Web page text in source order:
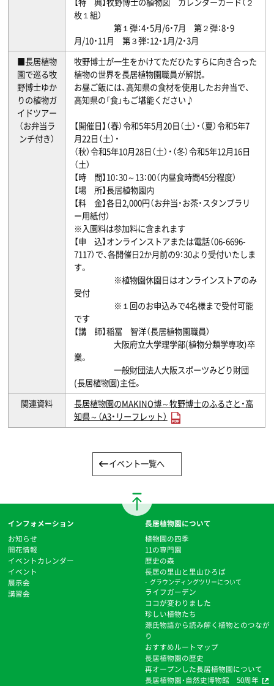
枚１組）
第１弾：4・5月/6・7月 第２弾：8・9
月/10・11月 第３弾：12・1月/2・3月
■長居植物
園で巡る牧
野博士ゆか
りの植物ガ
イドツアー
（お弁当ラ
ンチ付き）
牧野博士が一生をかけてただひたすらに向き合った
植物の世界を長居植物園職員が解説。
お昼ご飯には、高知県の食材を使用したお弁当で、
高知県の「食」もご堪能ください♪
【開催日】（春）令和5年5月20日（土）・（夏）令和5年7
月22日（土）・
（秋）令和5年10月28日（土）・（冬）令和5年12月16日
（土）
【時 間】10：30～13：00（内昼食時間45分程度）
【場 所】長居植物園内
【料 金】各日2,000円（お弁当・お茶・スタンプラリ
ー用紙付）
※入園料は参加料に含まれます
【申 込】オンラインストアまたは電話（06-6696-
7117）で、各開催日2か月前の9：30より受付いたしま
す。
※植物園休園日はオンラインストアのみ
受付
※１回のお申込みで4名様まで受付可能
です
【講 師】稲冨 智洋（長居植物園職員）
大阪府立大学理学部(植物分類学専攻)卒
業。
一般財団法人大阪スポーツみどり財団
(長居植物園)主任。
関連資料
長居植物園のMAKINO博～牧野博士のふるさと・高
知県～（A3・リーフレット）
イベント一覧へ
インフォメーション
お知らせ
開花情報
イベントカレンダー
イベント
展示会
講習会
長居植物園について
植物園の四季
11の専門園
歴史の森
⻑居の里山と里山ひろば
グラウンディングツリーについて
ライフガーデン
ココが変わりました
珍しい植物たち
源氏物語から読み解く植物とのつなが
り
おすすめルートマップ
⻑居植物園の歴史
再オープンした長居植物園について
長居植物園・自然史博物館 50周年